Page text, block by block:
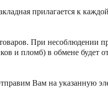
прилагается к
При несоблюдении
и пломб) в обмене будет
Вам на указанную